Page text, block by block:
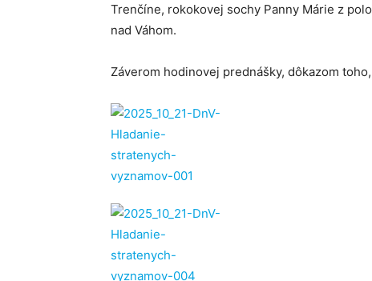
Trenčíne, rokokovej sochy Panny Márie z
nad Váhom.
Záverom hodinovej prednášky, dôkazom